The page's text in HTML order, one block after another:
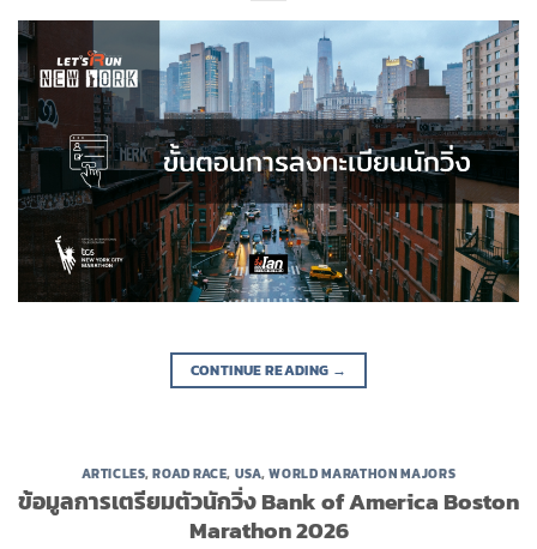
CONTINUE READING →
ARTICLES,ROAD RACE, USA,WORLD MARATHON MAJORS
ข้อมูลการเตรียมตัวนักวิ่ง Bank of America Boston
Marathon 2026